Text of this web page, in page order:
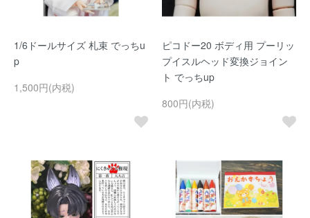
1/6ドールサイズ 札束 でっちu
p
1,500円(内税)
ピコドー20 ボディ用 プーリッ
プイスルヘッド変換ジョイン
ト でっちup
800円(内税)